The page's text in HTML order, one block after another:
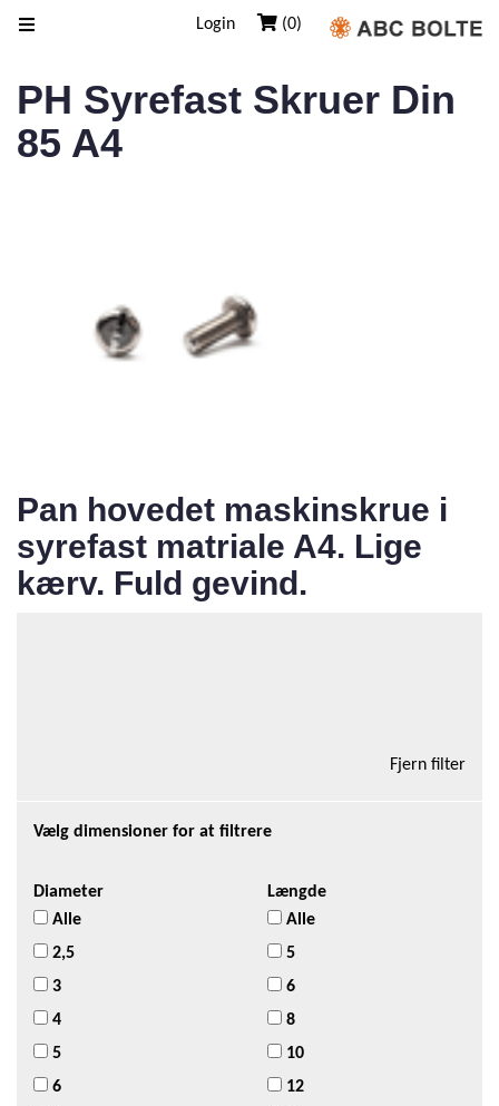
(0)
Login
PH Syrefast Skruer Din
85 A4
Pan hovedet maskinskrue i
syrefast matriale A4. Lige
kærv. Fuld gevind.
Fjern filter
Vælg dimensioner for at filtrere
Diameter
Længde
Alle
Alle
2,5
5
3
6
4
8
5
10
6
12